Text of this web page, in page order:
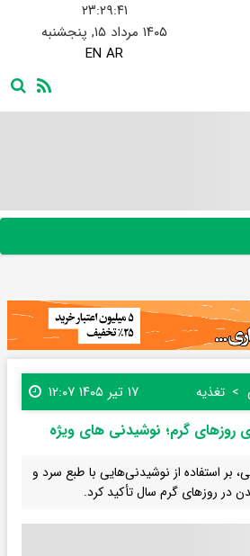
۲۳:۲۹:۴۲
۱۴۰۵ مرداد ۱۵, پنجشنبه
EN AR
تغذیه ۱۷ تیر ۱۴۰۵ ۱۲:۰۷
روزهای گرم؛ نوشیدنی های ویژه
استفاده از نوشیدنی‌هایی با طبع سرد و
در روزهای گرم سال تأکید کرد.